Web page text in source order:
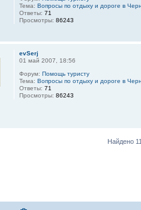
Тема:Вопросы по отдыху и дороге в
Ответы:71
Просмотры:86243
evSerj
01 май 2007, 18:56
Форум:Помощь туристу
Тема:Вопросы по отдыху и дороге в
Ответы:71
Просмотры:86243
Найдено